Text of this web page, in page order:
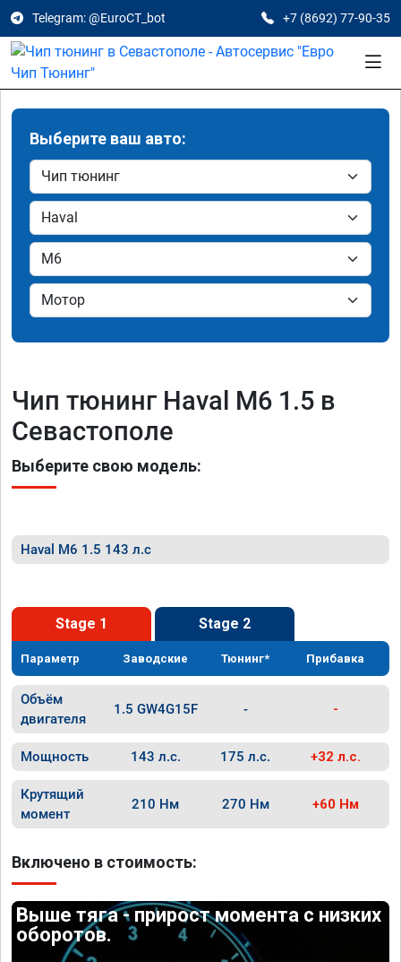
Telegram: @EuroCT_bot +7 (8692) 77-90-35
Выберите ваш авто:
Чип тюнинг Haval M6 1.5 в
Севастополе
Выберите свою модель:
Haval M6 1.5 143 л.с
Stage 1 Stage 2
Параметр Заводские Тюнинг* Прибавка
Объём
двигателя
1.5 GW4G15F - -
Мощность 143 л.с. 175 л.с. +32 л.с.
Крутящий
момент
210 Нм 270 Нм +60 Нм
Включено в стоимость:
Выше тяга - прирост момента с низких
оборотов.